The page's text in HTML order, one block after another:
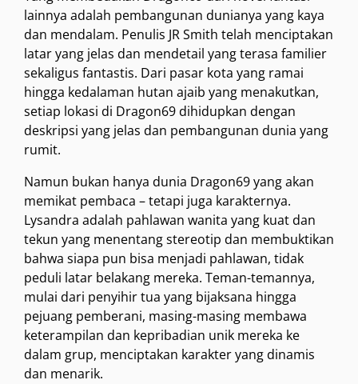
lainnya adalah pembangunan dunianya yang kaya
dan mendalam. Penulis JR Smith telah menciptakan
latar yang jelas dan mendetail yang terasa familier
sekaligus fantastis. Dari pasar kota yang ramai
hingga kedalaman hutan ajaib yang menakutkan,
setiap lokasi di Dragon69 dihidupkan dengan
deskripsi yang jelas dan pembangunan dunia yang
rumit.
Namun bukan hanya dunia Dragon69 yang akan
memikat pembaca – tetapi juga karakternya.
Lysandra adalah pahlawan wanita yang kuat dan
tekun yang menentang stereotip dan membuktikan
bahwa siapa pun bisa menjadi pahlawan, tidak
peduli latar belakang mereka. Teman-temannya,
mulai dari penyihir tua yang bijaksana hingga
pejuang pemberani, masing-masing membawa
keterampilan dan kepribadian unik mereka ke
dalam grup, menciptakan karakter yang dinamis
dan menarik.